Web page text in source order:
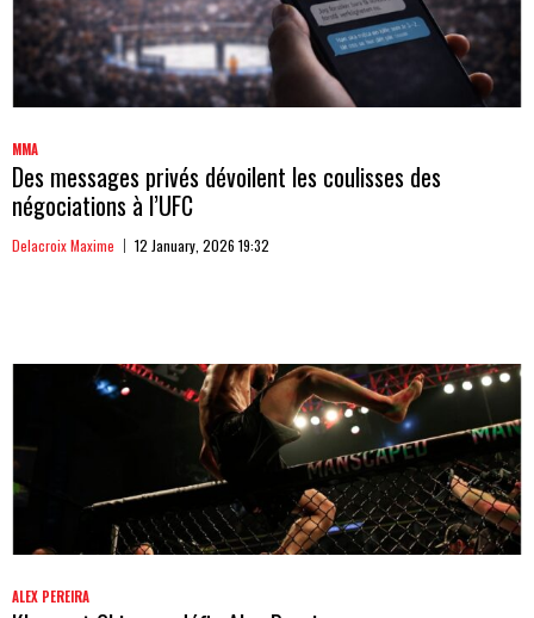
MMA
Des messages privés dévoilent les coulisses des
négociations à l’UFC
Delacroix Maxime 12 January, 2026 19:32
ALEX PEREIRA